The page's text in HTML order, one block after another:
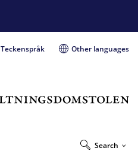
Teckenspråk Other languages
Search